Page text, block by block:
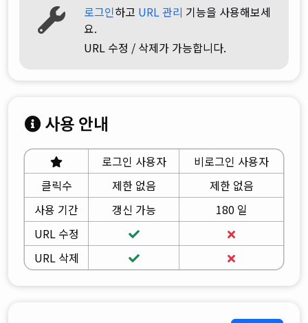
로그인하고 URL 관리 기능을 사용해보세
요.
URL 수정 / 삭제가 가능합니다.
사용 안내
로그인 사용자
비로그인 사용자
클릭수
제한 없음
제한 없음
사용 기간
갱신 가능
180 일
URL 수정
URL 삭제